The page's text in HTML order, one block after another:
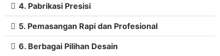
4. Pabrikasi Presisi
5. Pemasangan Rapi dan Profesional
6. Berbagai Pilihan Desain